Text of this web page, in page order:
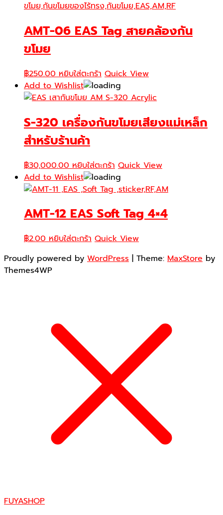
AMT-06 EAS Tag สายคล้องกัน
ขโมย
฿250.00 หยิบใส่ตะกร้า Quick View
Add to Wishlist
S-320 เครื่องกันขโมยเสียงแม่เหล็ก
สำหรับร้านค้า
฿30,000.00 หยิบใส่ตะกร้า Quick View
Add to Wishlist
AMT-12 EAS Soft Tag 4×4
฿2.00 หยิบใส่ตะกร้า Quick View
Proudly powered by WordPress | Theme: MaxStore by
Themes4WP
FUYASHOP